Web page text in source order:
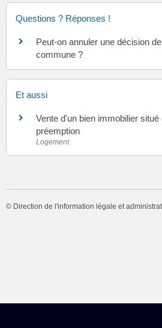
Questions ? Réponses !
Peut-on annuler une décision
commune ?
Et aussi
Vente d'un bien immobilier
préemption
Logement
© Direction de l'information légale et